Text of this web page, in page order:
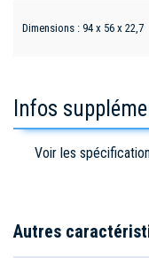
Dimensions : 94 x 56 x 22,7
Infos
Voir les
Autres